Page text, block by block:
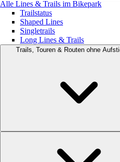
Alle Lines & Trails im Bikepark
Trailstatus
Shaped Lines
Singletrails
Long Lines & Trails
Trails, Touren & Routen ohne